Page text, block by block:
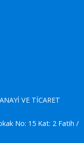
VE TİCARET
No: 15 Kat: 2 Fatih /